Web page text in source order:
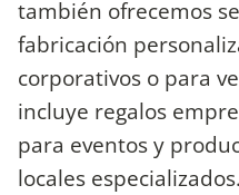
también ofrecemos
fabricación
corporativos o para
incluye regalos
para eventos y
locales